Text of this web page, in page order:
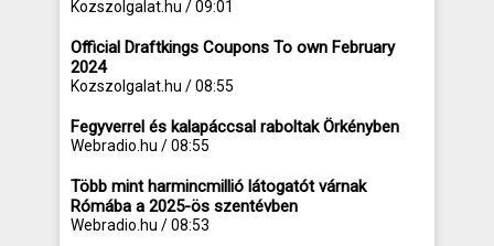
Kozszolgalat.hu / 09:01
Official Draftkings Coupons To own February
2024
Kozszolgalat.hu / 08:55
Fegyverrel és kalapáccsal raboltak Örkényben
Webradio.hu / 08:55
Több mint harmincmillió látogatót várnak
Rómába a 2025-ös szentévben
Webradio.hu / 08:53